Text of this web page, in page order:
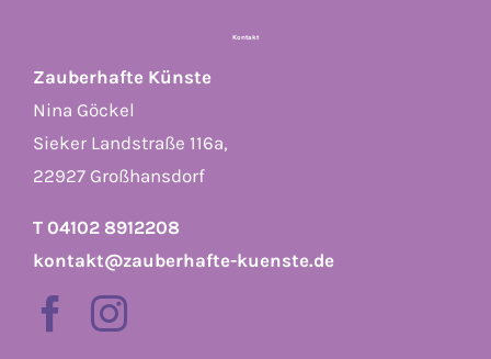
Kontakt
Zauberhafte Künste
Nina Göckel
Sieker Landstraße 116a,
22927 Großhansdorf
T 04102 8912208
kontakt@zauberhafte-kuenste.de